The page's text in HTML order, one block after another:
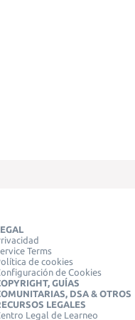
Terms
de cookies
de Cookies
GUÍAS
DSA & OTROS
LEGALES
Legal de Learneo